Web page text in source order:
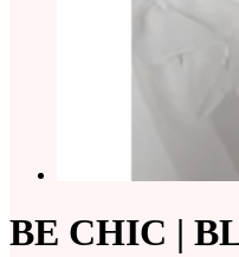
BE CHIC |